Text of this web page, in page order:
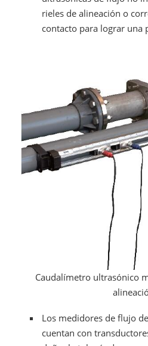
rieles de alineación o
contacto para lograr una
Caudalímetro ultrasónico
Los medidores de flujo
cuentan con